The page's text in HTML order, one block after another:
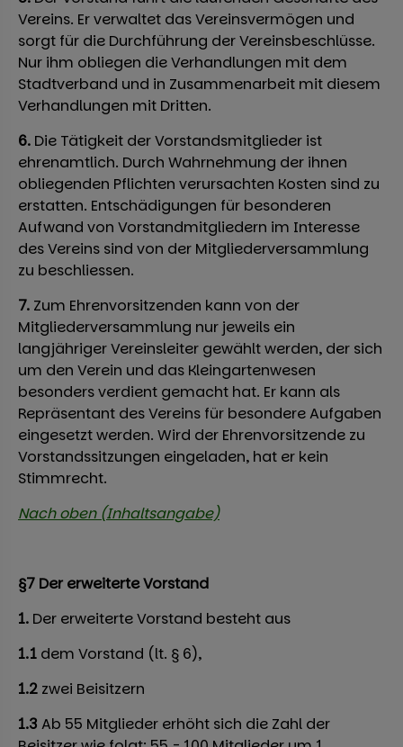
Vereins. Er verwaltet das Vereinsvermögen und
sorgt für die Durchführung der Vereinsbeschlüsse.
Nur ihm obliegen die Verhandlungen mit dem
Stadtverband und in Zusammenarbeit mit diesem
Verhandlungen mit Dritten.
6. Die Tätigkeit der Vorstandsmitglieder ist
ehrenamtlich. Durch Wahrnehmung der ihnen
obliegenden Pflichten verursachten Kosten sind zu
erstatten. Entschädigungen für besonderen
Aufwand von Vorstandmitgliedern im Interesse
des Vereins sind von der Mitgliederversammlung
zu beschliessen.
7. Zum Ehrenvorsitzenden kann von der
Mitgliederversammlung nur jeweils ein
langjähriger Vereinsleiter gewählt werden, der sich
um den Verein und das Kleingartenwesen
besonders verdient gemacht hat. Er kann als
Repräsentant des Vereins für besondere Aufgaben
eingesetzt werden. Wird der Ehrenvorsitzende zu
Vorstandssitzungen eingeladen, hat er kein
Stimmrecht.
Nach oben (Inhaltsangabe)
§7 Der erweiterte Vorstand
1. Der erweiterte Vorstand besteht aus
1.1 dem Vorstand (lt. § 6),
1.2 zwei Beisitzern
1.3 Ab 55 Mitglieder erhöht sich die Zahl der